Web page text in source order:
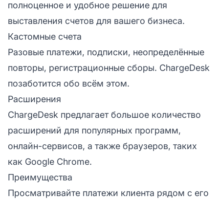
полноценное и удобное решение для
выставления счетов для вашего бизнеса.
Кастомные счета
Разовые платежи, подписки, неопределённые
повторы, регистрационные сборы. ChargeDesk
позаботится обо всём этом.
Расширения
ChargeDesk предлагает большое количество
расширений для популярных программ,
онлайн-сервисов, а также браузеров, таких
как Google Chrome.
Преимущества
Просматривайте платежи клиента рядом с его